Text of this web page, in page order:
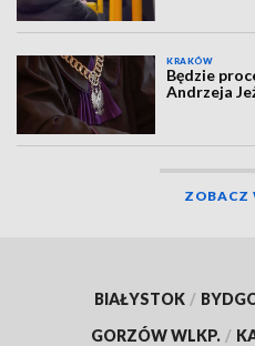
KRAKÓW
Będzie
Andrzeja
ZOBACZ
BIAŁYSTOK /
GORZÓW WLKP. /